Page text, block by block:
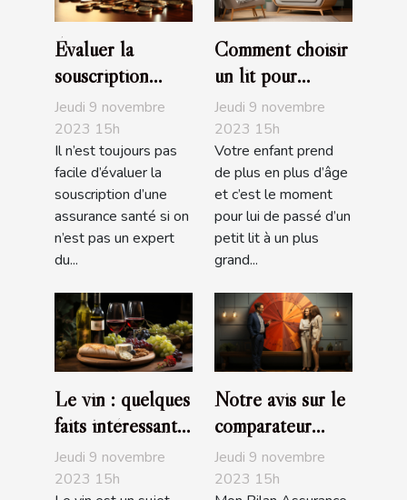
Évaluer la
souscription
d’une assurance
santé : comment
s’y prendre ?
Jeudi 9 novembre
2023 15h
Il n’est toujours pas
facile d’évaluer la
souscription d’une
assurance santé si on
n’est pas un expert
du...
Comment choisir
un lit pour
enfant ?
Jeudi 9 novembre
2023 15h
Votre enfant prend
de plus en plus d’âge
et c’est le moment
pour lui de passé d’un
petit lit à un plus
grand...
Le vin : quelques
faits intéressants
à savoir
Jeudi 9 novembre
2023 15h
Notre avis sur le
comparateur
d’assurance de
prêt de MBA
Jeudi 9 novembre
2023 15h